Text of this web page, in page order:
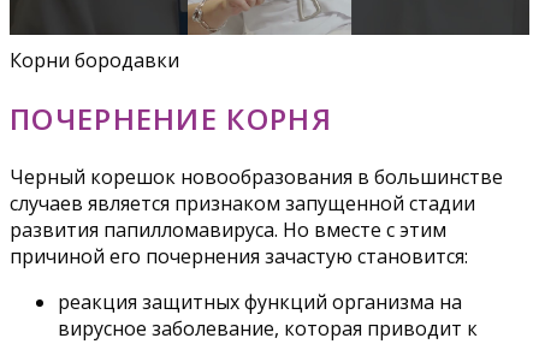
Корни бородавки
ПОЧЕРНЕНИЕ КОРНЯ
Черный корешок новообразования в большинстве
случаев является признаком запущенной стадии
развития папилломавируса. Но вместе с этим
причиной его почернения зачастую становится:
реакция защитных функций организма на
вирусное заболевание, которая приводит к